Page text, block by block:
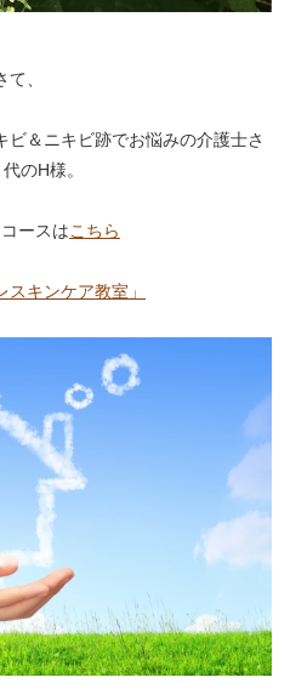
て、
＆ニキビ跡でお悩みの介護士さ
のH様。
ースはこちら
スキンケア教室」